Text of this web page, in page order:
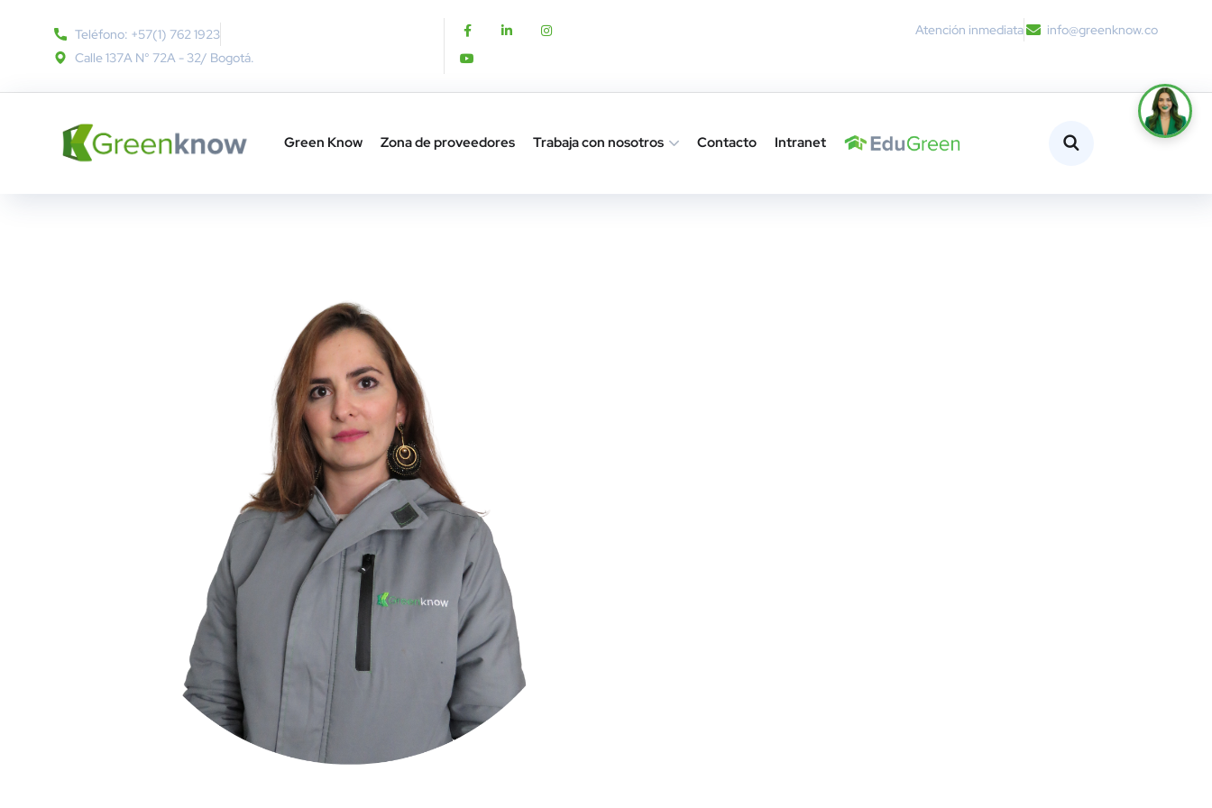
Teléfono: +57(1) 762 1923
Calle 137A N° 72A - 32​/ Bogotá.
Atención inmediata info@greenknow.co
Green Know Zona de proveedores Trabaja con nosotros Contacto Intranet